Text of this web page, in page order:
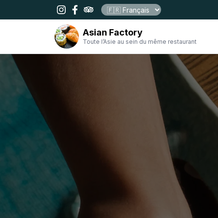
Asian Factory
Toute l’Asie au sein du même restaurant